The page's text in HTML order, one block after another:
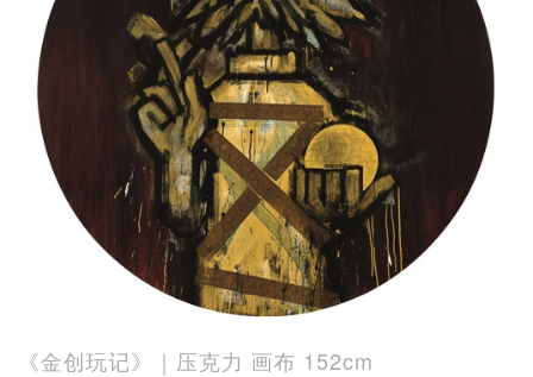
《金创玩记》｜压克力 画布 152cm